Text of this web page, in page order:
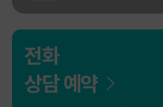
전화
상담 예약